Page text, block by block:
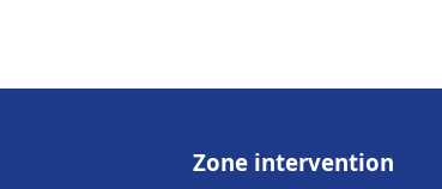
Zone intervention